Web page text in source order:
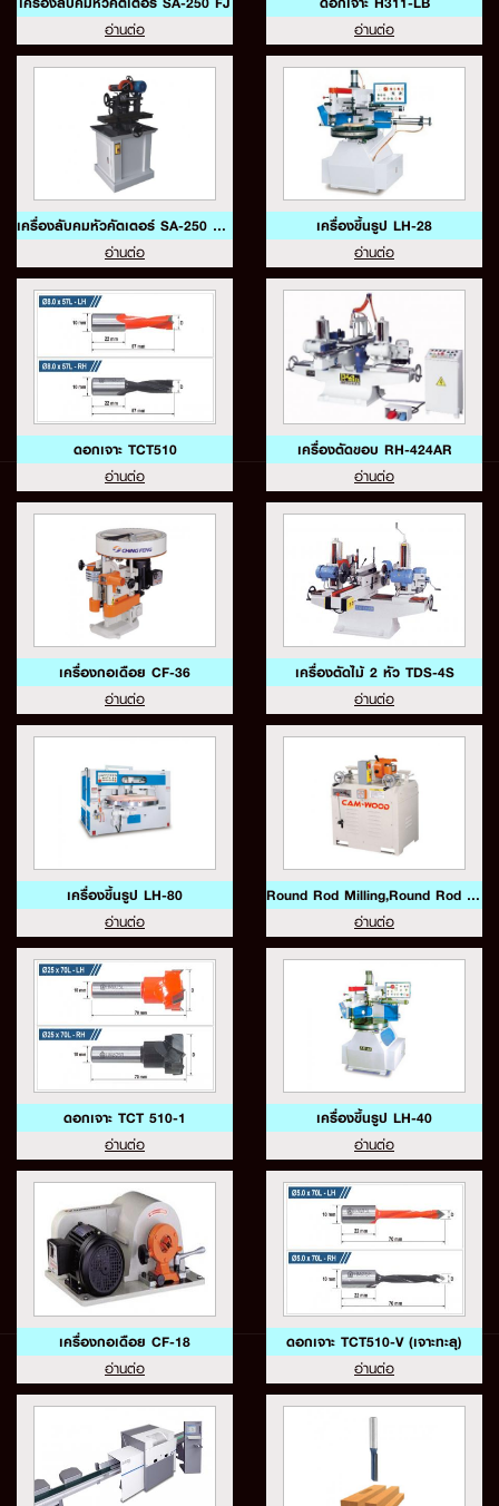
อ่านต่อ อ่านต่อ
เครื่องลับคมหัวคัตเตอร์ SA-250 FJ H
อ่านต่อ
เครื่องขึ้นรูป LH-28
อ่านต่อ
ดอกเจาะ TCT510
อ่านต่อ
เครื่องตัดขอบ RH-424AR
อ่านต่อ
เครื่องกอเดือย CF-36
อ่านต่อ
เครื่องตัดไม้ 2 หัว TDS-4S
อ่านต่อ
เครื่องขึ้นรูป LH-80
อ่านต่อ
Round Rod Milling,Round Rod Sanding CF-60,CF-80
อ่านต่อ
ดอกเจาะ TCT 510-1
อ่านต่อ
เครื่องขึ้นรูป LH-40
อ่านต่อ
เครื่องกอเดือย CF-18
อ่านต่อ
ดอกเจาะ TCT510-V (เจาะทะลุ)
อ่านต่อ